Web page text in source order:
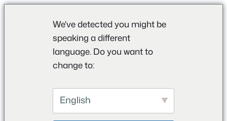
We've detected you might be
speaking a different
language. Do you want to
change to:
English